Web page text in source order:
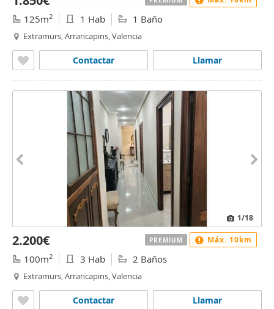
125m2 1 Hab 1 Baño
Extramurs, Arrancapins, Valencia
Llamar
Contactar
1/18
2.200€
100m2 3 Hab 2 Baños
Extramurs, Arrancapins, Valencia
Llamar
Contactar
PREMIUM Máx. 10km